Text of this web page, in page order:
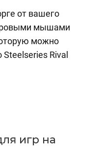
от вашего
мышами
можно
Steelseries Rival
игр на